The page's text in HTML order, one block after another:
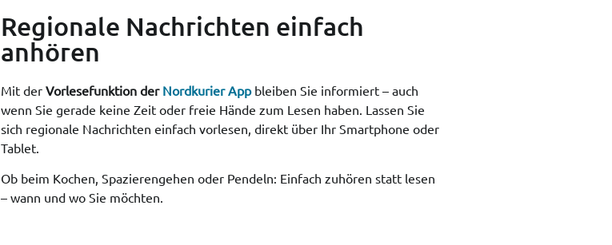
Regionale Nachrichten einfach
anhören
Mit der Vorlesefunktion der Nordkurier Appbleiben Sie informiert – auch
wenn Sie gerade keine Zeit oder freie Hände zum Lesen haben. Lassen Sie
sich regionale Nachrichten einfach vorlesen, direkt über Ihr Smartphone oder
Tablet.
Ob beim Kochen, Spazierengehen oder Pendeln: Einfach zuhören statt lesen
– wann und wo Sie möchten.